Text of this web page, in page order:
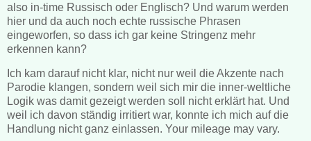
also in-time Russisch oder Englisch? Und warum werden
hier und da auch noch echte russische Phrasen
eingeworfen, so dass ich gar keine Stringenz mehr
erkennen kann?
Ich kam darauf nicht klar, nicht nur weil die Akzente nach
Parodie klangen, sondern weil sich mir die inner-weltliche
Logik was damit gezeigt werden soll nicht erklärt hat. Und
weil ich davon ständig irritiert war, konnte ich mich auf die
Handlung nicht ganz einlassen. Your mileage may vary.